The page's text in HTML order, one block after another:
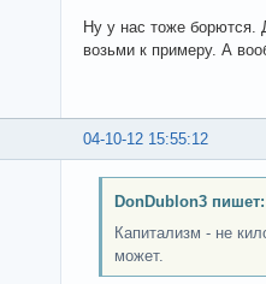
Ну у нас тоже
возьми к примеру. А
04-10-12 15:55:12
DonDublon3 пишет:
Капитализм - не
может.